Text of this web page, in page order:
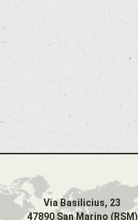
Via Basilicius, 23
47890 San Marino (RSM)